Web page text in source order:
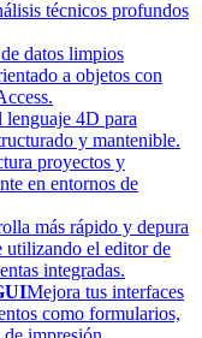
técnicos profundos
datos limpios
a objetos con
lenguaje 4D para
y mantenible.
proyectos y
en entornos de
más rápido y depura
utilizando el editor de
integradas.
Mejora tus interfaces
como formularios,